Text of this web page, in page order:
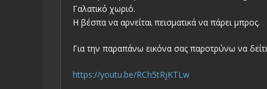
Γαλατικό χωριό.
Η βέσπα να αρνείται πεισματικά να πάρει μπρος.
Για την παραπάνω εικόνα σας παροτρύνω να
https://youtu.be/RCh5tRjKTLw